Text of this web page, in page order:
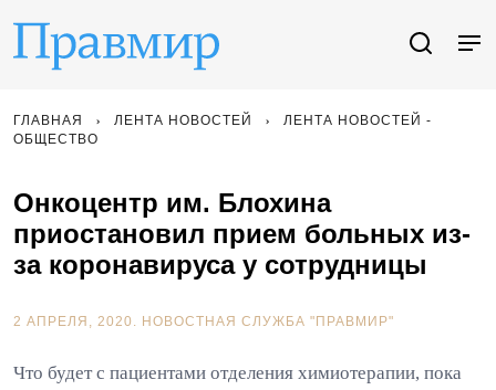
ГЛАВНАЯ ЛЕНТА НОВОСТЕЙ
ЛЕНТА НОВОСТЕЙ -
ОБЩЕСТВО
Онкоцентр им. Блохина
приостановил прием больных из-
за коронавируса у сотрудницы
2 АПРЕЛЯ, 2020. НОВОСТНАЯ СЛУЖБА "ПРАВМИР"
Что будет с пациентами отделения химиотерапии, пока